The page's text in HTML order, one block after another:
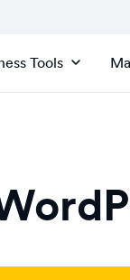
Tools